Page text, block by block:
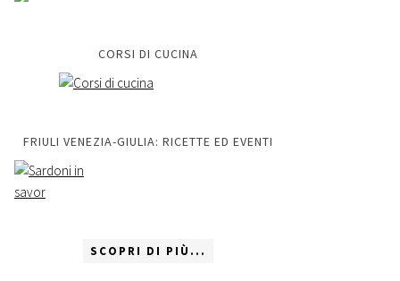
CORSI DI CUCINA
FRIULI VENEZIA-GIULIA: RICETTE ED EVENTI
SCOPRI DI PIÙ...